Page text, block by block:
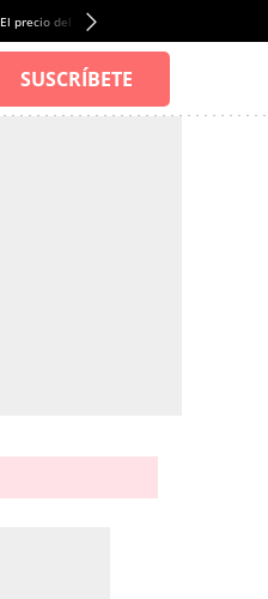
El precio del alquiler de vivienda baja por